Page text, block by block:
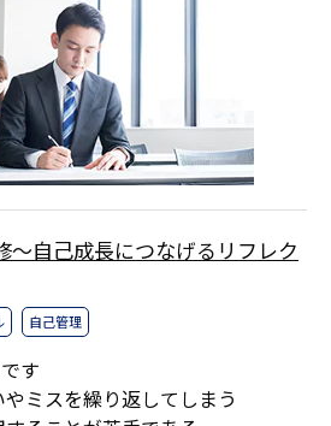
～自己成長につなげるリフレク
自己管理
す
ミスを繰り返してしまう